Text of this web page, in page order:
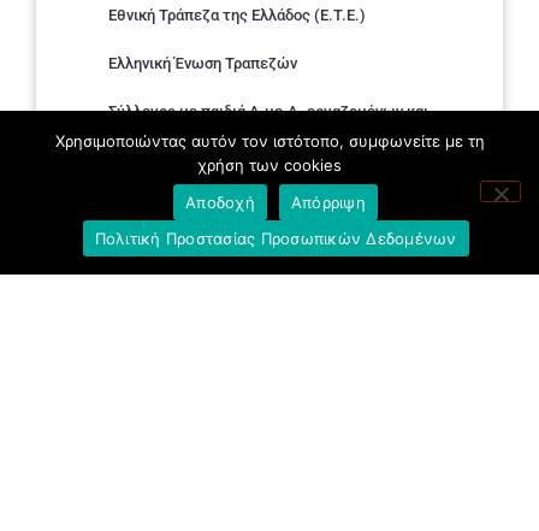
Εθνική Τράπεζα της Ελλάδος (E.T.E.)
Ελληνική Ένωση Τραπεζών
Σύλλογος με παιδιά Α.με.Α. εργαζομένων και
συνταξιούχων Ε.Τ.Ε.
Υπουργείο Εργασίας και Κοινωνικών
Υποθέσεων
Χρησιμοποιώντας αυτόν τον ιστότοπο, συμφωνείτε με τη
χρήση των cookies
Αποδοχή
Απόρριψη
Πολιτική Προστασίας Προσωπικών Δεδομένων